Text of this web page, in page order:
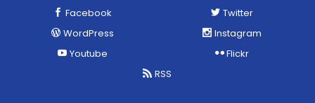
Facebook
Twitter
WordPress
Instagram
Youtube
Flickr
RSS